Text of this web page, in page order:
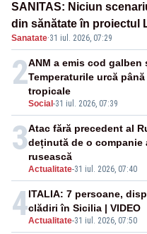
SANITAS: Niciun
din sănătate în proiectul
Sanatate·31 iul. 2026, 07:29
2
Social -31 iul. 2026, 07:39
ANM a emis cod
Temperaturile urcă
tropicale
3
Actualitate-31 iul. 2026, 07:40
Atac fără precedent al
deținută de o companie
rusească
4Actualitate-31 iul. 2026, 07:50
ITALIA: 7 persoane,
clădiri în Sicilia | VIDEO